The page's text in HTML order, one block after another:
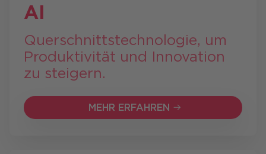
AI
Querschnitts­technologie, um
Produktivität und Innovation
zu steigern.
MEHR ERFAHREN
MEHR ERFAHREN